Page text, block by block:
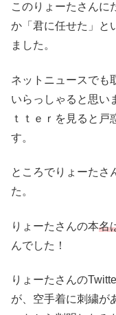
このりょーたさんに
か「君に任せた」と
ました。
ネットニュースでも
いらっしゃると思い
ｔｔｅｒを見ると戸
す。
ところでりょーたさ
た。
りょーたさんの本名
んでした！
りょーたさんの
が、空手着に刺繍が